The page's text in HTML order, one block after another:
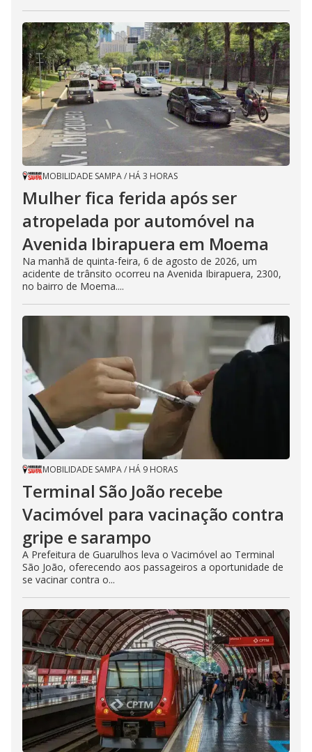
MOBILIDADE SAMPA/ HÁ 3 HORAS
Mulher fica ferida após ser
atropelada por automóvel na
Avenida Ibirapuera em Moema
Na manhã de quinta-feira, 6 de agosto de 2026, um
acidente de trânsito ocorreu na Avenida Ibirapuera, 2300,
no bairro de Moema....
MOBILIDADE SAMPA/ HÁ 9 HORAS
Terminal São João recebe
Vacimóvel para vacinação contra
gripe e sarampo
A Prefeitura de Guarulhos leva o Vacimóvel ao Terminal
São João, oferecendo aos passageiros a oportunidade de
se vacinar contra o...